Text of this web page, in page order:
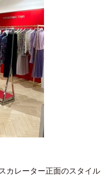
カレーター正面のスタイル